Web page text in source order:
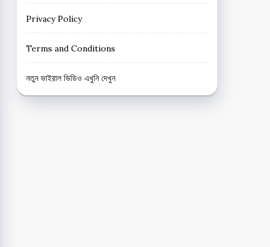
Privacy Policy
Terms and Conditions
নতুন ভাইরাল ভিডিও এখুনি দেখুন